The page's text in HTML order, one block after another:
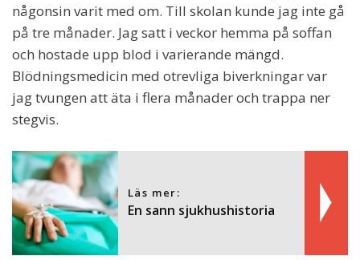
någonsin varit med om. Till skolan kunde jag inte gå
på tre månader. Jag satt i veckor hemma på soffan
och hostade upp blod i varierande mängd.
Blödningsmedicin med otrevliga biverkningar var
jag tvungen att äta i flera månader och trappa ner
stegvis.
Läs mer:
En sann sjukhushistoria